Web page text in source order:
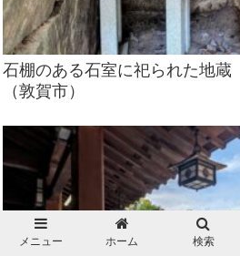
石棚のある石室に祀られた地蔵
（敦賀市）
メニュー ホーム 検索